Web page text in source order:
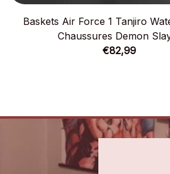
Baskets Air Force 1 Tanjiro
Chaussures Demon
€82,99